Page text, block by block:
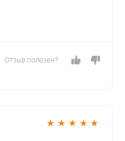
Отзыв полезен?
★ ★ ★ ★ ★